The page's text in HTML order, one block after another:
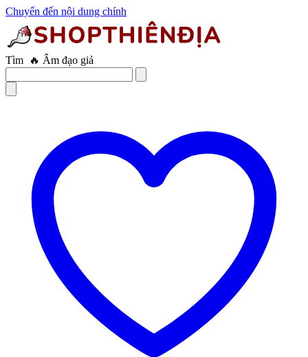
Chuyển đến nội dung chính
Tìm 🔥 Âm đạo giả